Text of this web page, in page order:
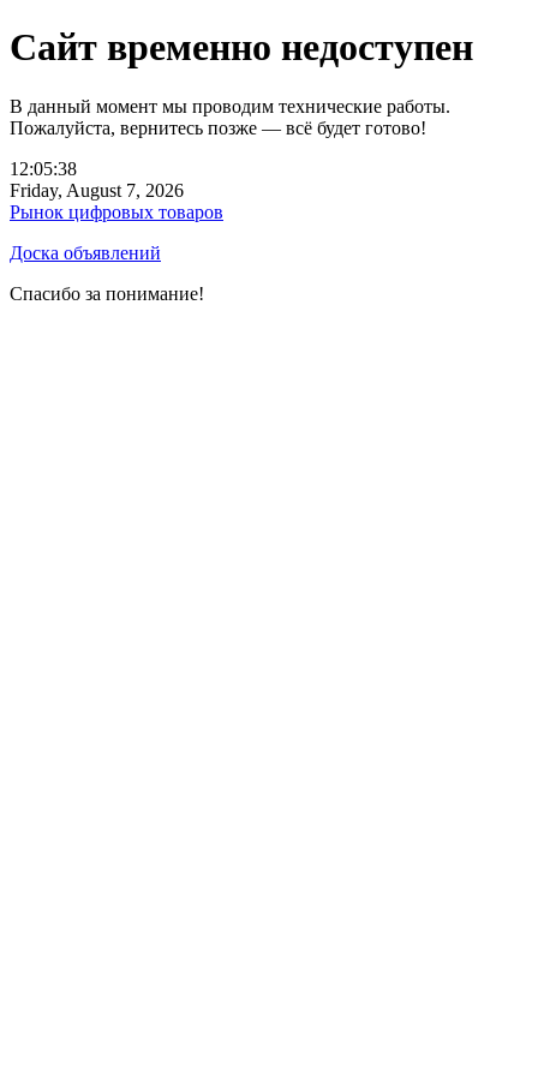
Сайт временно недоступен
В данный момент мы проводим технические работы.
Пожалуйста, вернитесь позже — всё будет готово!
12:05:38
Friday, August 7, 2026
Рынок цифровых товаров
Доска объявлений
Спасибо за понимание!